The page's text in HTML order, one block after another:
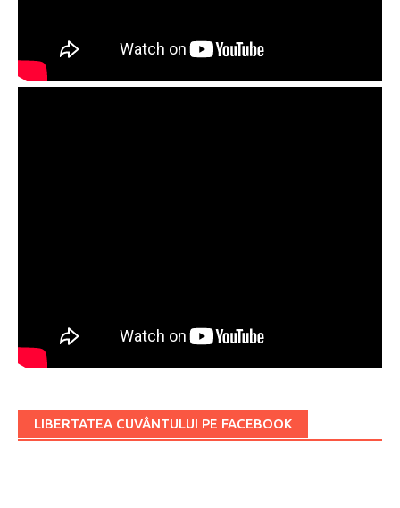
LIBERTATEA CUVÂNTULUI PE FACEBOOK